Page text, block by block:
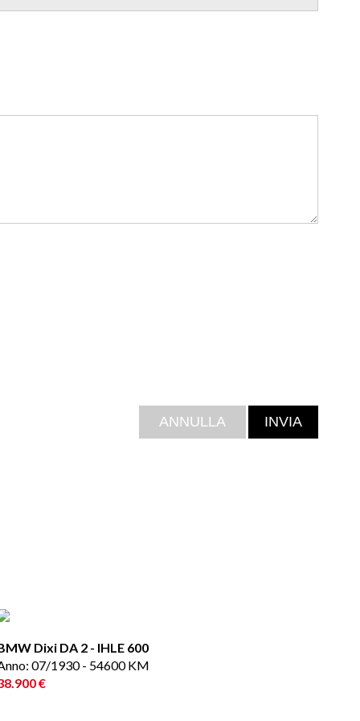
Dixi DA 2 - IHLE 600
07/1930 - 54600 KM
€